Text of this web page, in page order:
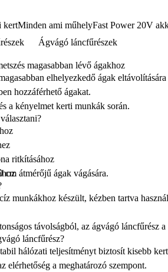
kertMinden ami műhelyFast Power 20V
Ágvágó láncfűrészek
magasabban lévő ágakhoz
elhelyezkedő ágak
hozzáférhető ágakat.
a kényelmet kerti munkák során.
ritkításához
átmérőjű ágak vágására.
munkákhoz készült, kézben tartva
távolságból, az ágvágó láncfűrész a
láncfűrész?
hálózati teljesítményt biztosít kisebb
elérhetőség a meghatározó szempont.